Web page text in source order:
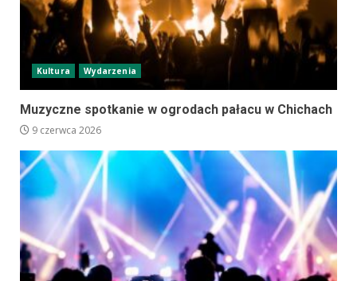
Kultura Wydarzenia
Muzyczne spotkanie w ogrodach pałacu w Chichach
9 czerwca 2026